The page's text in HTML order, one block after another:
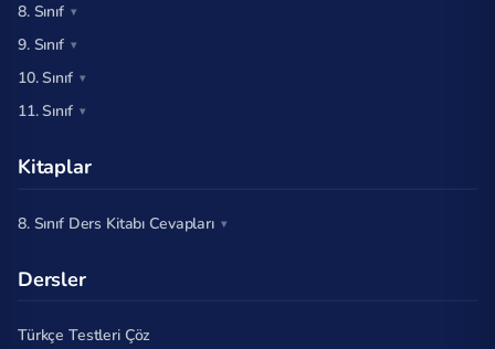
8. Sınıf
9. Sınıf
10. Sınıf
11. Sınıf
Kitaplar
8. Sınıf Ders Kitabı Cevapları
Dersler
Türkçe Testleri Çöz